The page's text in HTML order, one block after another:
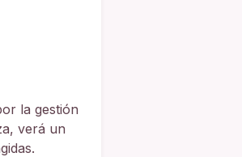
la gestión
verá un